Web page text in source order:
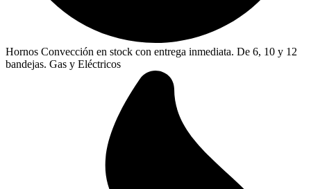
Hornos Convección en stock con entrega inmediata. De 6, 10 y 12
bandejas. Gas y Eléctricos